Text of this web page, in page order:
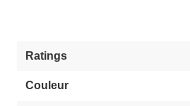
Ratings
Couleur